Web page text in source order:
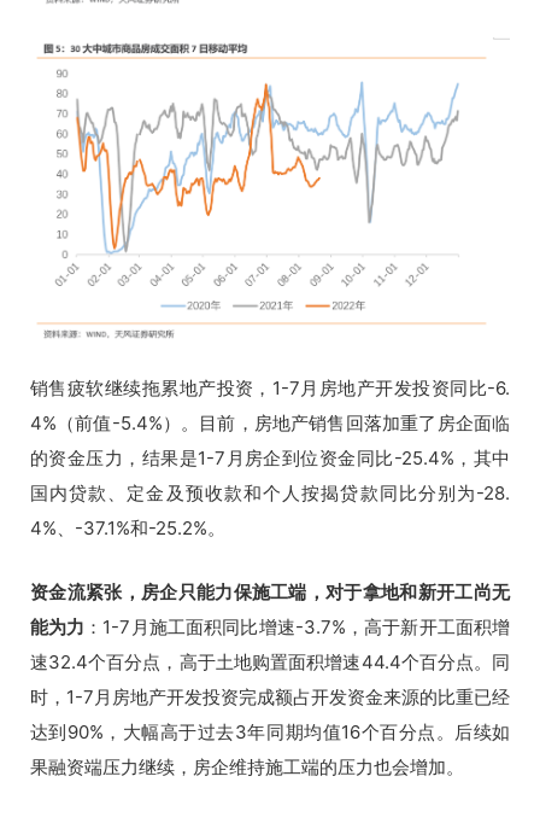
销售疲软继续拖累地产投资，1-7月房地产开发投资同比-6.
4%（前值-5.4%）。目前，房地产销售回落加重了房企面临
的资金压力，结果是1-7月房企到位资金同比-25.4%，其中
国内贷款、定金及预收款和个人按揭贷款同比分别为-28.
4%、-37.1%和-25.2%。
资金流紧张，房企只能力保施工端，对于拿地和新开工尚无
能为力 ：1-7月施工面积同比增速-3.7%，高于新开工面积增
速32.4个百分点，高于土地购置面积增速44.4个百分点。同
时，1-7月房地产开发投资完成额占开发资金来源的比重已经
达到90%，大幅高于过去3年同期均值16个百分点。后续如
果融资端压力继续，房企维持施工端的压力也会增加。